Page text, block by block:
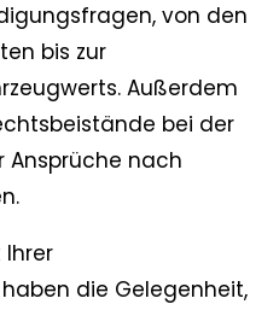
von den
bis zur
Außerdem
bei der
Ansprüche nach
die Gelegenheit,